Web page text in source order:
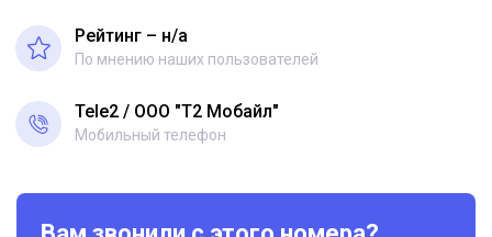
Рейтинг – н/a
По мнению наших пользователей
Tele2 ООО "Т2 Мобайл"
Мобильный телефон